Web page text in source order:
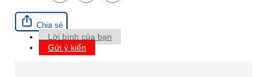
Chia sẻ
Lời bình của bạn
Gửi ý kiến